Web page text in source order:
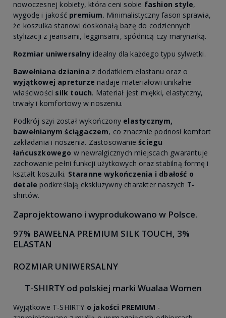
nowoczesnej kobiety, która ceni sobie fashion style,
wygodę i jakość premium. Minimalistyczny fason sprawia,
że koszulka stanowi doskonałą bazę do codziennych
stylizacji z jeansami, legginsami, spódnicą czy marynarką.
Rozmiar uniwersalnyidealny dla każdego typu sylwetki.
Bawełniana dzianina z dodatkiem elastanu oraz o
wyjątkowej apreturze nadaje materiałowi unikalne
właściwości silk touch. Materiał jest miękki, elastyczny,
trwały i komfortowy w noszeniu.
Podkrój szyi został wykończony elastycznym,
bawełnianym ściągaczem, co znacznie podnosi komfort
zakładania i noszenia. Zastosowanieściegu
łańcuszkowego w newralgicznych miejscach gwarantuje
zachowanie pełni funkcji użytkowych oraz stabilną formę i
kształt koszulki. Staranne wykończenia i dbałość o
detale podkreślają ekskluzywny charakter naszych T-
shirtów.
Zaprojektowano i wyprodukowano w Polsce.
97% BAWEŁNA PREMIUM SILK TOUCH, 3%
ELASTAN
ROZMIAR UNIWERSALNY
T-SHIRTY od polskiej marki Wualaa Women
Wyjątkowe T-SHIRTY o jakości PREMIUM -